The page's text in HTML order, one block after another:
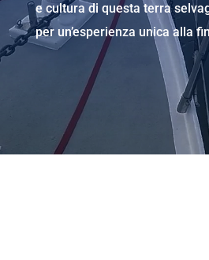
e cultura di questa terra
per un’esperienza unica alla